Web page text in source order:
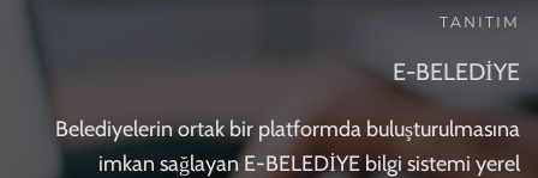
TANITIM
E-BELEDİYE
Belediyelerin ortak bir platformda buluşturulmasına
imkan sağlayan E-BELEDİYE bilgi sistemi yerel